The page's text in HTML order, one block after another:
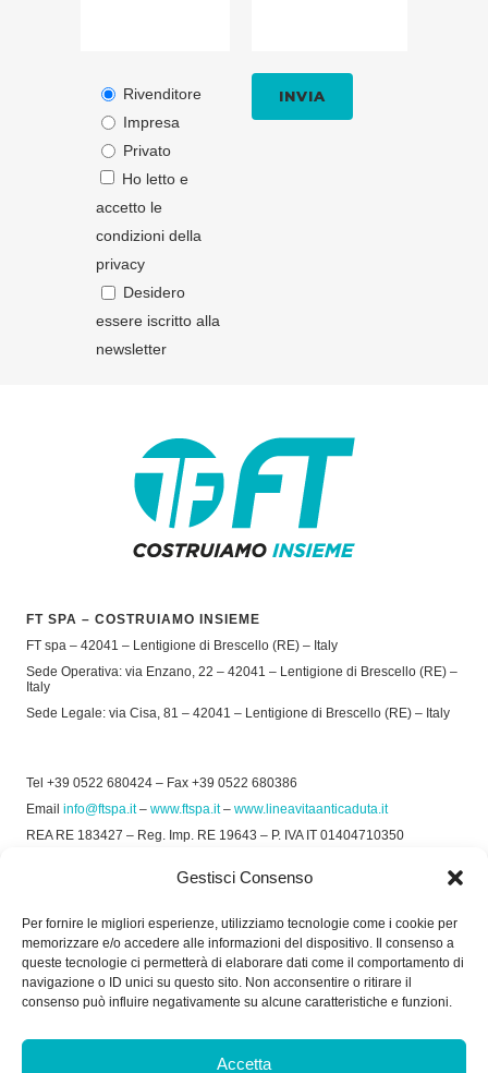
Gestisci Consenso
Per fornire le migliori esperienze, utilizziamo tecnologie come i cookie per
memorizzare e/o accedere alle informazioni del dispositivo. Il consenso a
queste tecnologie ci permetterà di elaborare dati come il comportamento di
navigazione o ID unici su questo sito. Non acconsentire o ritirare il
consenso può influire negativamente su alcune caratteristiche e funzioni.
Accetta
Rivenditore
Impresa
Privato
Ho letto e
accetto le
condizioni della
privacy
Desidero
essere iscritto alla
newsletter
FT SPA – COSTRUIAMO INSIEME
FT spa – 42041 – Lentigione di Brescello (RE) – Italy
Sede Operativa: via Enzano, 22 – 42041 – Lentigione di Brescello (RE) –
Italy
Sede Legale: via Cisa, 81 – 42041 – Lentigione di Brescello (RE) – Italy
Tel +39 0522 680424 – Fax +39 0522 680386
Email info@ftspa.it– www.ftspa.it– www.lineavitaanticaduta.it
REA RE 183427 – Reg. Imp. RE 19643 – P. IVA IT 01404710350
Privacy Policy–Cookie Policy
SOCIAL